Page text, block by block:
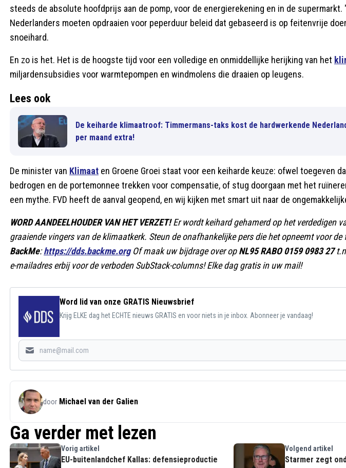
steeds de absolute hoofdprijs aan de pomp, voor de energierekening en in de
Nederlanders moeten opdraaien voor peperduur beleid dat gebaseerd is op feitenvrije
snoeihard.
En zo is het. Het is de hoogste tijd voor een volledige en onmiddellijke herijking van het
miljardensubsidies voor warmtepompen en windmolens die draaien op leugens.
Lees ook
De keiharde klimaatroof: Timmermans-taks kost de hardwerkende
per maand extra!
De minister van Klimaat en Groene Groei staat voor een keiharde keuze: ofwel toegeven
bedrogen en de portemonnee trekken voor compensatie, of stug doorgaan met het
een mythe. FVD heeft de aanval geopend, en wij kijken met smart uit naar de
WORD AANDEELHOUDER VAN HET VERZET! Er wordt keihard gehamerd op het verdedigen
graaiende vingers van de klimaatkerk. Steun de onafhankelijke pers die het opneemt voor
BackMe:https://dds.backme.orgOf maak uw bijdrage over opNL95 RABO 0159 0983 27
e-mailadres erbij voor de verboden SubStack-columns! Elke dag gratis in uw mail!
Word lid van onze GRATIS Nieuwsbrief
Krijg ELKE dag het ECHTE nieuws GRATIS en voor niets in je inbox. Abonneer je vandaag!
door Michael van der Galien
Ga verder met lezen
Vorig artikel
EU-buitenlandchef Kallas: defensieproductie
Volgend artikel
Starmer zegt